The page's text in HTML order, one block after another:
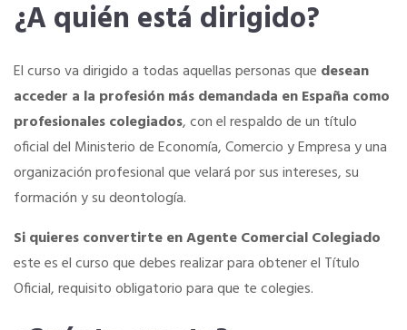
¿A quién está dirigido?
El curso va dirigido a todas aquellas personas que desean
acceder a la profesión más demandada en España como
profesionales colegiados, con el respaldo de un título
oficial del Ministerio de Economía, Comercio y Empresa y una
organización profesional que velará por sus intereses, su
formación y su deontología.
Si quieres convertirte en Agente Comercial Colegiado
este es el curso que debes realizar para obtener el Título
Oficial, requisito obligatorio para que te colegies.